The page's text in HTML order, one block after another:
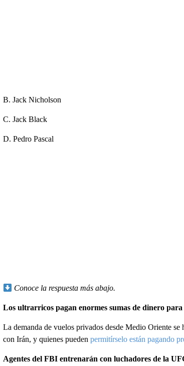
B. Jack Nicholson
C. Jack Black
D. Pedro Pascal
Conoce la respuesta más abajo.
Los ultrarricos pagan enormes sumas de dinero
La demanda de vuelos privados desde Medio Oriente
con Irán, y quienes pueden permitírselo están pagando
Agentes del FBI entrenarán con luchadores de la